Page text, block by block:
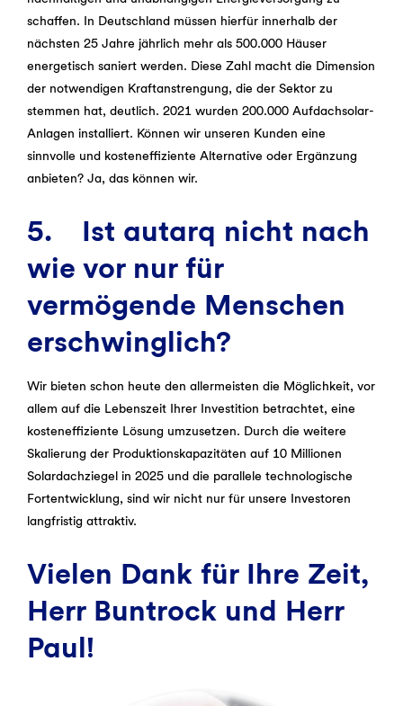
schaffen. In Deutschland müssen hierfür innerhalb der
nächsten 25 Jahre jährlich mehr als 500.000 Häuser
energetisch saniert werden. Diese Zahl macht die Dimension
der notwendigen Kraftanstrengung, die der Sektor zu
stemmen hat, deutlich. 2021 wurden 200.000 Aufdachsolar-
Anlagen installiert. Können wir unseren Kunden eine
sinnvolle und kosteneffiziente Alternative oder Ergänzung
anbieten? Ja, das können wir.
5. Ist autarq nicht nach
wie vor nur für
vermögende Menschen
erschwinglich?
Wir bieten schon heute den allermeisten die Möglichkeit, vor
allem auf die Lebenszeit Ihrer Investition betrachtet, eine
kosteneffiziente Lösung umzusetzen. Durch die weitere
Skalierung der Produktionskapazitäten auf 10 Millionen
Solardachziegel in 2025 und die parallele technologische
Fortentwicklung, sind wir nicht nur für unsere Investoren
langfristig attraktiv.
Vielen Dank für Ihre Zeit,
Herr Buntrock und Herr
Paul!